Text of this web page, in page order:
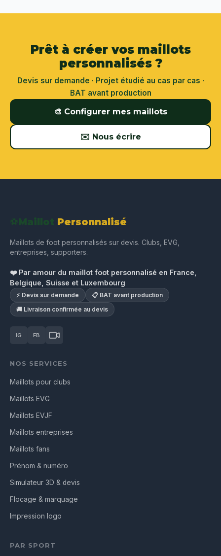
Prêt à créer vos maillots
personnalisés ?
Devis sur demande · Projet étudié au cas par cas ·
BAT avant production
🎨 Configurer mes maillots
✉️ Nous écrire
⚽Maillot Personnalisé
Maillots de foot personnalisés sur devis. Clubs, EVG,
entreprises, supporters.
❤️ Par amour du maillot foot personnalisé en France,
Belgique, Suisse et Luxembourg
⚡ Devis sur demande
📋 BAT avant production
🚚 Livraison confirmée au devis
IG FB
NOS SERVICES
Maillots pour clubs
Maillots EVG
Maillots EVJF
Maillots entreprises
Maillots fans
Prénom & numéro
Simulateur 3D & devis
Flocage & marquage
Impression logo
PAR SPORT